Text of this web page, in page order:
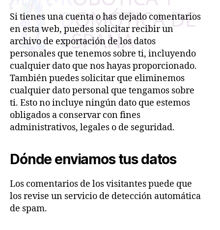
Si tienes una cuenta o has dejado comentarios
en esta web, puedes solicitar recibir un
archivo de exportación de los datos
personales que tenemos sobre ti, incluyendo
cualquier dato que nos hayas proporcionado.
También puedes solicitar que eliminemos
cualquier dato personal que tengamos sobre
ti. Esto no incluye ningún dato que estemos
obligados a conservar con fines
administrativos, legales o de seguridad.
Dónde enviamos tus datos
Los comentarios de los visitantes puede que
los revise un servicio de detección automática
de spam.